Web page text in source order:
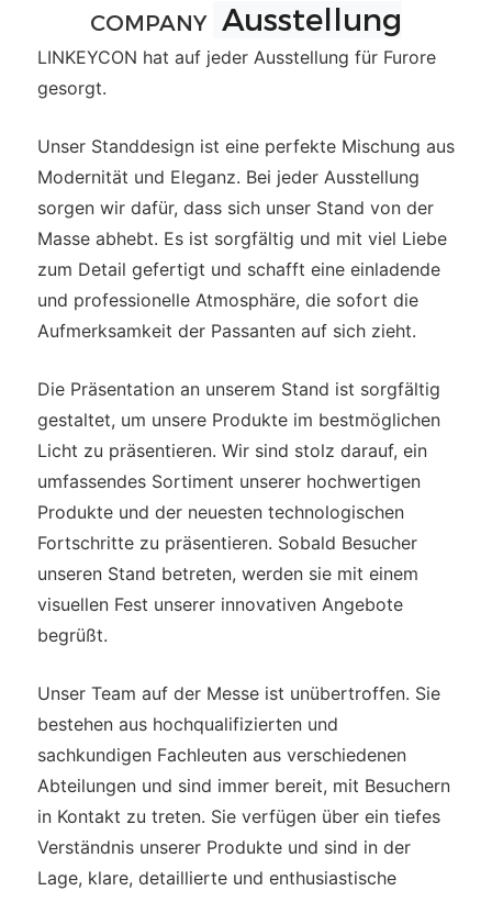
COMPANY Ausstellung
LINKEYCON hat auf jeder Ausstellung für Furore
gesorgt.
Unser Standdesign ist eine perfekte Mischung aus
Modernität und Eleganz. Bei jeder Ausstellung
sorgen wir dafür, dass sich unser Stand von der
Masse abhebt. Es ist sorgfältig und mit viel Liebe
zum Detail gefertigt und schafft eine einladende
und professionelle Atmosphäre, die sofort die
Aufmerksamkeit der Passanten auf sich zieht.
Die Präsentation an unserem Stand ist sorgfältig
gestaltet, um unsere Produkte im bestmöglichen
Licht zu präsentieren. Wir sind stolz darauf, ein
umfassendes Sortiment unserer hochwertigen
Produkte und der neuesten technologischen
Fortschritte zu präsentieren. Sobald Besucher
unseren Stand betreten, werden sie mit einem
visuellen Fest unserer innovativen Angebote
begrüßt.
Unser Team auf der Messe ist unübertroffen. Sie
bestehen aus hochqualifizierten und
sachkundigen Fachleuten aus verschiedenen
Abteilungen und sind immer bereit, mit Besuchern
in Kontakt zu treten. Sie verfügen über ein tiefes
Verständnis unserer Produkte und sind in der
Lage, klare, detaillierte und enthusiastische